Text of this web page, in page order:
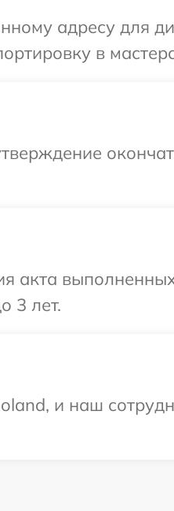
адресу для
в
акта
3 лет.
и наш